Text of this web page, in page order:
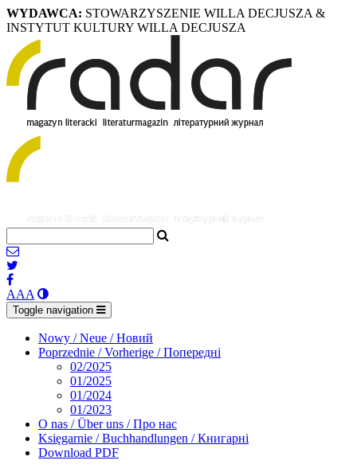
WYDAWCA: STOWARZYSZENIE WILLA DECJUSZA &
INSTYTUT KULTURY WILLA DECJUSZA
AAA
Toggle navigation
Nowy / Neue / Новий
Poprzednie / Vorherige / Попередні
02/2025
01/2025
01/2024
01/2023
O nas / Über uns / Про нас
Księgarnie / Buchhandlungen / Книгарні
Download PDF